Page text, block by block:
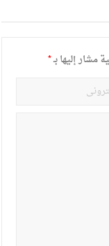
مشار إليها بـ*